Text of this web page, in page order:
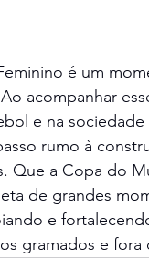
é um
acompanhar
e na
rumo à
Que a Copa do
de grandes
e
gramados e fora